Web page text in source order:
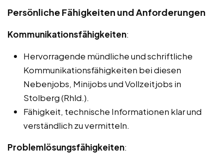
Persönliche Fähigkeiten und Anforderungen
Kommunikationsfähigkeiten:
Hervorragende mündliche und schriftliche
Kommunikationsfähigkeiten bei diesen
Nebenjobs, Minijobs und Vollzeitjobs in
Stolberg (Rhld.).
Fähigkeit, technische Informationen klar und
verständlich zu vermitteln.
Problemlösungsfähigkeiten: